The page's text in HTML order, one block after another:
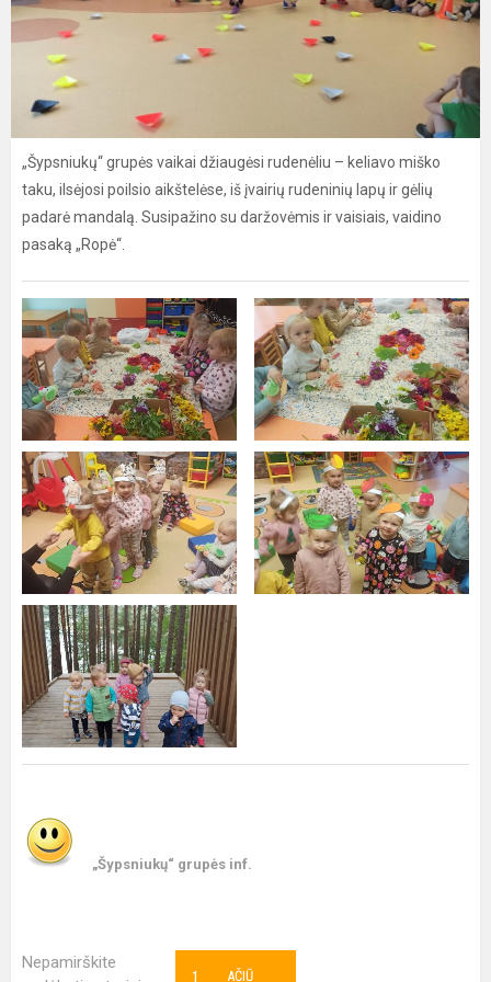
„Šypsniukų“ grupės vaikai džiaugėsi rudenėliu – keliavo miško
taku, ilsėjosi poilsio aikštelėse, iš įvairių rudeninių lapų ir gėlių
padarė mandalą. Susipažino su daržovėmis ir vaisiais, vaidino
pasaką „Ropė“.
„Šypsniukų“ grupės inf.
Nepamirškite
AČIŪ
1